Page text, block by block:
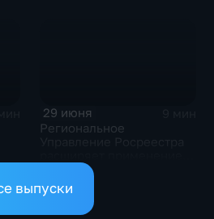
29 июня
Региональное
современных технологий
выпуски